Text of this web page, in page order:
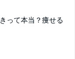
って本当？痩せる